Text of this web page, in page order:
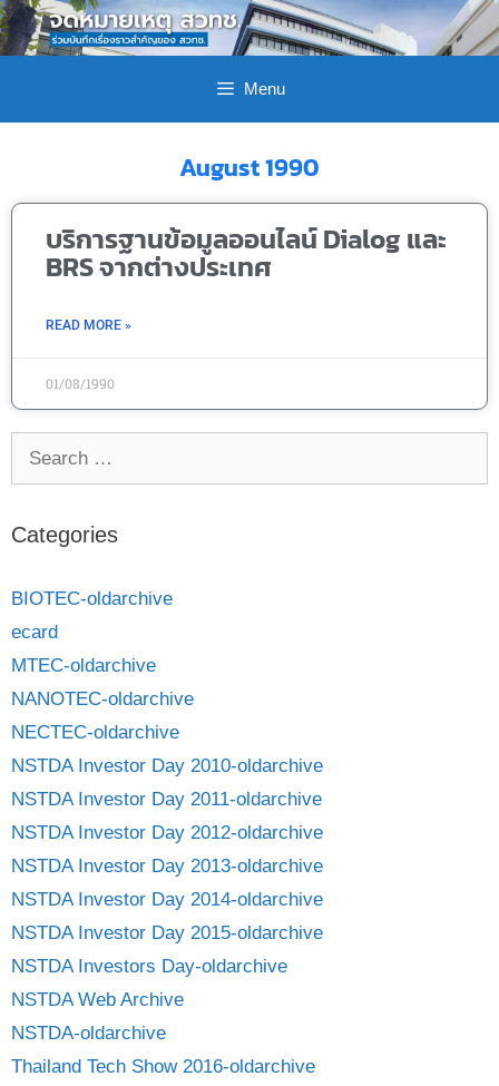
Menu
August 1990
บริการฐานข้อมูลออนไลน์ Dialog และ
BRS จากต่างประเทศ
READ MORE »
01/08/1990
Categories
BIOTEC-oldarchive
ecard
MTEC-oldarchive
NANOTEC-oldarchive
NECTEC-oldarchive
NSTDA Investor Day 2010-oldarchive
NSTDA Investor Day 2011-oldarchive
NSTDA Investor Day 2012-oldarchive
NSTDA Investor Day 2013-oldarchive
NSTDA Investor Day 2014-oldarchive
NSTDA Investor Day 2015-oldarchive
NSTDA Investors Day-oldarchive
NSTDA Web Archive
NSTDA-oldarchive
Thailand Tech Show 2016-oldarchive